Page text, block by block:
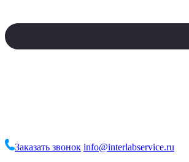
Заказать звонок info@interlabservice.ru